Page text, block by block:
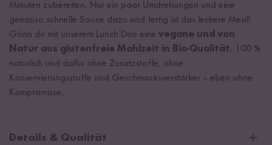
Minuten zubereiten. Nur ein paar Umdrehungen und eine
genauso schnelle Sauce dazu und fertig ist das leckere Meal!
Gönn dir mit unserem Lunch Duo eine vegane und von
Natur aus glutenfreie Mahlzeit in Bio-Qualität. 100 %
natürlich und dafür ohne Zusatzstoffe, ohne
Konservierungsstoffe und Geschmacksverstärker – eben ohne
Kompromisse.
Details & Qualität